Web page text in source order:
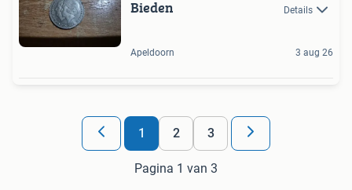
Bieden Details
Apeldoorn 3 aug 26
1 2 3
Pagina 1 van 3